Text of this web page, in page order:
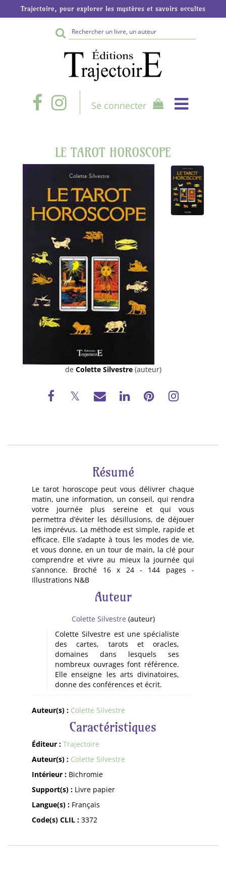
Trajectoire, pour explorer les mystères et savoirs occultes
Rechercher
sur
le
site
Se connecter
LE TAROT HOROSCOPE
de Colette Silvestre(auteur)
Résumé
Le tarot horoscope peut vous délivrer chaque
matin, une information, un conseil, qui rendra
votre journée plus sereine et qui vous
permettra d’éviter les désillusions, de déjouer
les imprévus. La méthode est simple, rapide et
efficace. Elle s’adapte à tous les modes de vie,
et vous donne, en un tour de main, la clé pour
comprendre et vivre au mieux la journée qui
s’annonce. Broché 16 x 24 - 144 pages -
Illustrations N&B
Auteur
Colette Silvestre (auteur)
Colette Silvestre est une spécialiste
des cartes, tarots et oracles,
domaines dans lesquels ses
nombreux ouvrages font référence.
Elle enseigne les arts divinatoires,
donne des conférences et écrit.
Auteur(s) : Colette Silvestre
Caractéristiques
Éditeur : Trajectoire
Auteur(s) : Colette Silvestre
Intérieur :Bichromie
Support(s) :Livre papier
Langue(s) :Français
Code(s) CLIL :3372